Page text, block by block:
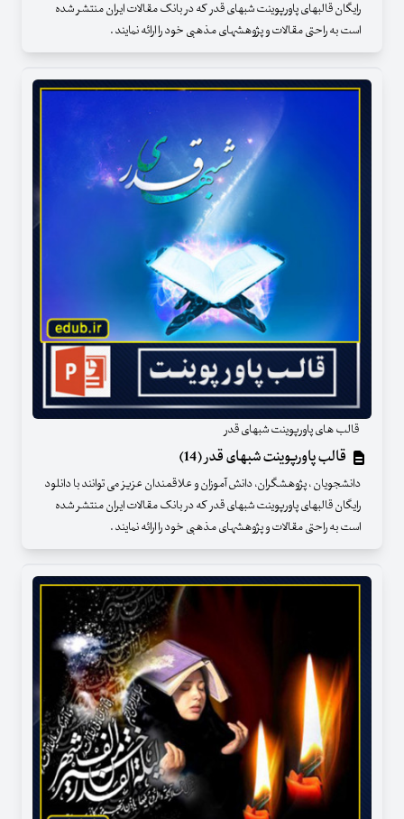
رایگان قالبهای پاورپوینت شبهای قدر که در بانک مقالات ایران منتشر شده
است به راحتی مقالات و پژوهشهای مذهبی خود را ارائه نمایند .
قالب های پاورپوینت شبهای قدر
قالب پاورپوینت شبهای قدر (14)
دانشجویان ، پژوهشگران، دانش آموزان و علاقمندان عزیز می توانند با دانلود
رایگان قالبهای پاورپوینت شبهای قدر که در بانک مقالات ایران منتشر شده
است به راحتی مقالات و پژوهشهای مذهبی خود را ارائه نمایند .